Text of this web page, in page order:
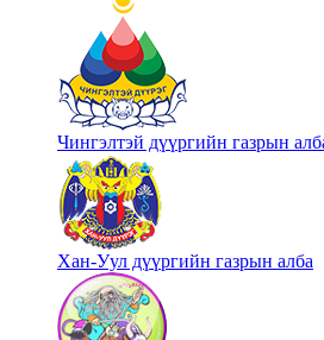
Чингэлтэй дүүргийн газрын
Хан-Уул дүүргийн газрын алба